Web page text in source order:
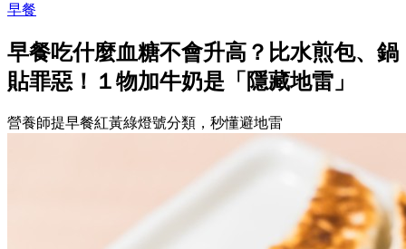
早餐
早餐吃什麼血糖不會升高？比水煎包、鍋
貼罪惡！１物加牛奶是「隱藏地雷」
營養師提早餐紅黃綠燈號分類，秒懂避地雷